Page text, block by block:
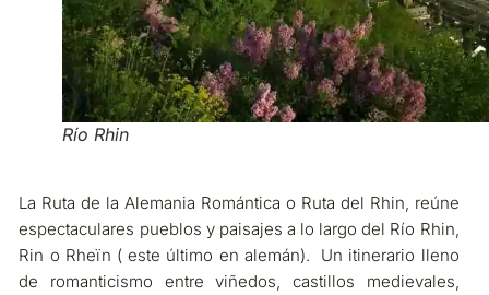
Río Rhin
La Ruta de la Alemania Romántica o Ruta del Rhin, reúne
espectaculares pueblos y paisajes a lo largo del Río Rhin,
Rin o Rheïn ( este último en alemán). Un itinerario lleno
de romanticismo entre viñedos, castillos medievales,